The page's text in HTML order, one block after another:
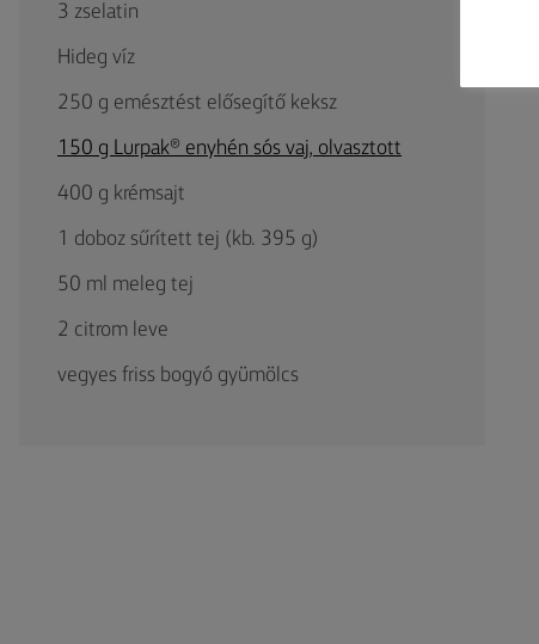
3 zselatin
Hideg víz
250 g emésztést elősegítő keksz
150 g Lurpak® enyhén sós vaj, olvasztott
400 g krémsajt
1 doboz sűrített tej (kb. 395 g)
50 ml meleg tej
2 citrom leve
vegyes friss bogyó gyümölcs